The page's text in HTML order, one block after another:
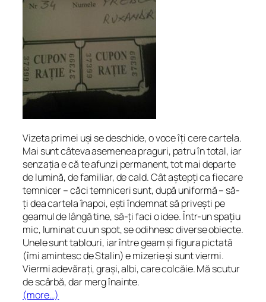
Vizeta primei uși se deschide, o voce îți cere cartela.
Mai sunt câteva asemenea praguri, patru în total, iar
senzația e că te afunzi permanent, tot mai departe
de lumină, de familiar, de cald. Cât aștepți ca fiecare
temnicer – căci temniceri sunt, după uniformă – să-
ți dea cartela înapoi, ești îndemnat să privești pe
geamul de lângă tine, să-ți faci o idee. Într-un spațiu
mic, luminat cu un spot, se odihnesc diverse obiecte.
Unele sunt tablouri, iar între geam și figura pictată
(îmi amintesc de Stalin) e mizerie și sunt viermi.
Viermi adevărați, grași, albi, care colcăie. Mă scutur
de scârbă, dar merg înainte.
(more…)